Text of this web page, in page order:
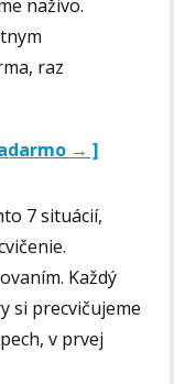
naživo.
raz
→ ]
7 situácií,
Každý
si precvičujeme
v prvej